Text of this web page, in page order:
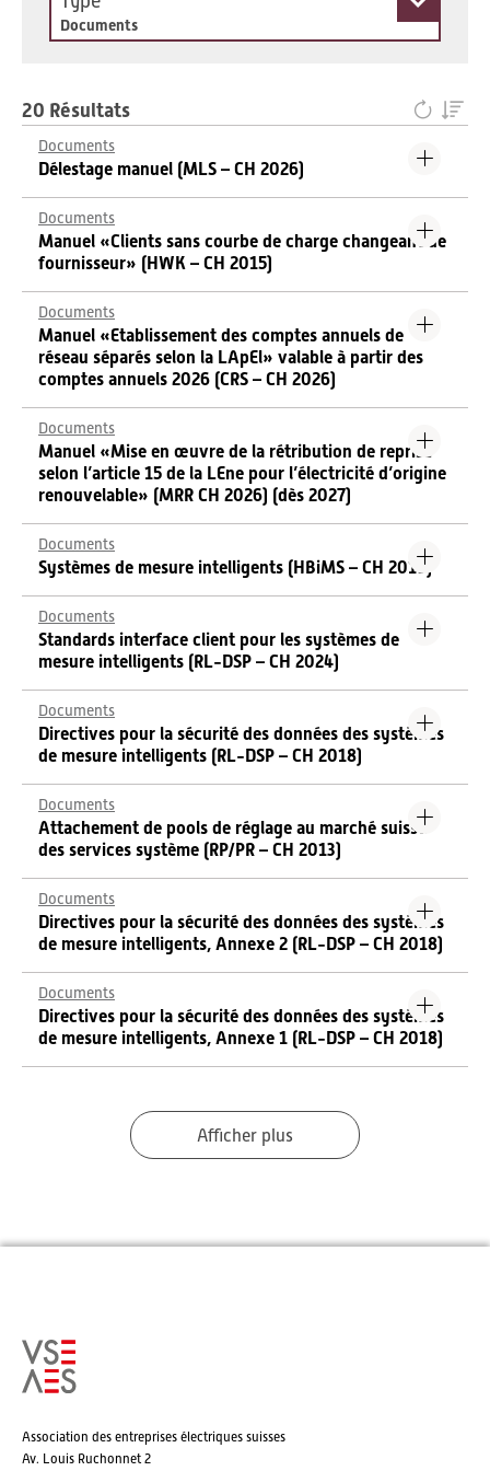
Documents
20 Résultats
Documents
Délestage manuel (MLS – CH 2026)
Documents
Manuel «Clients sans courbe de charge changeant de
fournisseur» (HWK – CH 2015)
Documents
Manuel «Etablissement des comptes annuels de
réseau séparés selon la LApEl» valable à partir des
comptes annuels 2026 (CRS – CH 2026)
Documents
Manuel «Mise en œuvre de la rétribution de reprise
selon l’article 15 de la LEne pour l’électricité d’origine
renouvelable» (MRR CH 2026) (dès 2027)
Documents
Systèmes de mesure intelligents (HBiMS – CH 2019)
Documents
Standards interface client pour les systèmes de
mesure intelligents (RL-DSP – CH 2024)
Documents
Directives pour la sécurité des données des systèmes
de mesure intelligents (RL-DSP – CH 2018)
Documents
Attachement de pools de réglage au marché suisse
des services système (RP/PR – CH 2013)
Documents
Directives pour la sécurité des données des systèmes
de mesure intelligents, Annexe 2 (RL-DSP – CH 2018)
Documents
Directives pour la sécurité des données des systèmes
de mesure intelligents, Annexe 1 (RL-DSP – CH 2018)
Afficher plus
Association des entreprises électriques suisses
Av. Louis Ruchonnet 2